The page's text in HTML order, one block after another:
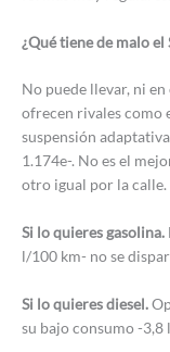
¿Qué tiene de malo el
No puede llevar, ni
ofrecen rivales como
suspensión
1.174e-. No es el
otro igual por la calle.
Si lo quieres gasolina.
l/100 km- no se
Si lo quieres diesel.
su bajo consumo -